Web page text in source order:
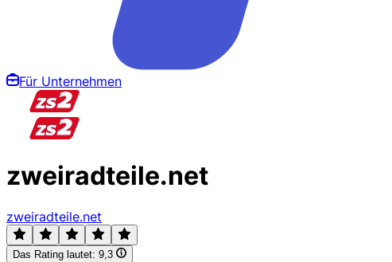
Für Unternehmen
zweiradteile.net
zweiradteile.net
Das Rating lautet: 9,3